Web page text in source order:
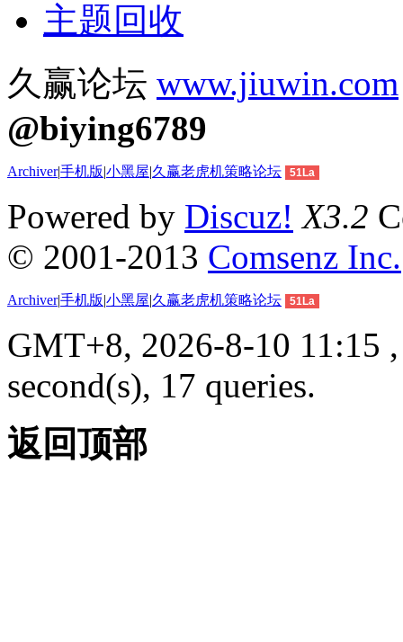
主题回收
久赢论坛 www.jiuwin.com
@biying6789
Archiver|手机版|小黑屋|久赢老虎机策略论坛 51La
Powered by Discuz! X3.2
© 2001-2013 Comsenz Inc.
Archiver|手机版|小黑屋|久赢老虎机策略论坛 51La
GMT+8, 2026-8-10 11:15
second(s), 17 queries.
返回顶部